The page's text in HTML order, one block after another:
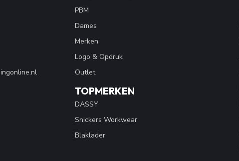
PBM
Dames
Merken
Logo & Opdruk
Outlet
TOPMERKEN
DASSY
Snickers Workwear
Blaklader